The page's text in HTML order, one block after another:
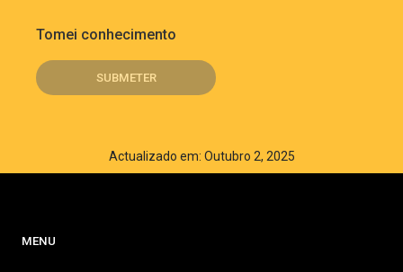
Tomei conhecimento
Actualizado em: Outubro 2, 2025
MENU